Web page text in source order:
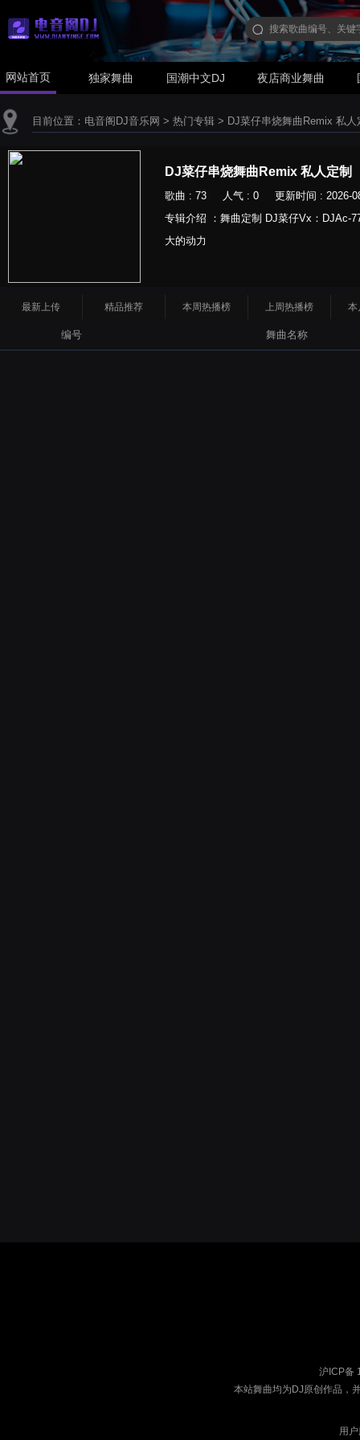
网站首页 独家舞曲 国潮中文DJ 夜店商业舞曲
目前位置： 电音阁DJ音乐网 > 热门专辑 > DJ菜仔串烧舞曲Remix 私人
DJ菜仔串烧舞曲Remix 私人定制
歌曲 : 73 人气 : 0 更新时间 : 2026-
专辑介绍 ：舞曲定制 DJ菜仔Vx：DJAc-
大的动力
最新上传 精品推荐 本周热播榜 上周热播榜 本
编号 舞曲名称
沪ICP备
本站舞曲均为DJ原创作品，
用